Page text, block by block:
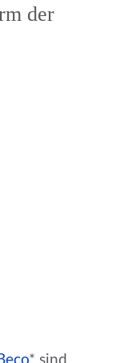
der
* sind